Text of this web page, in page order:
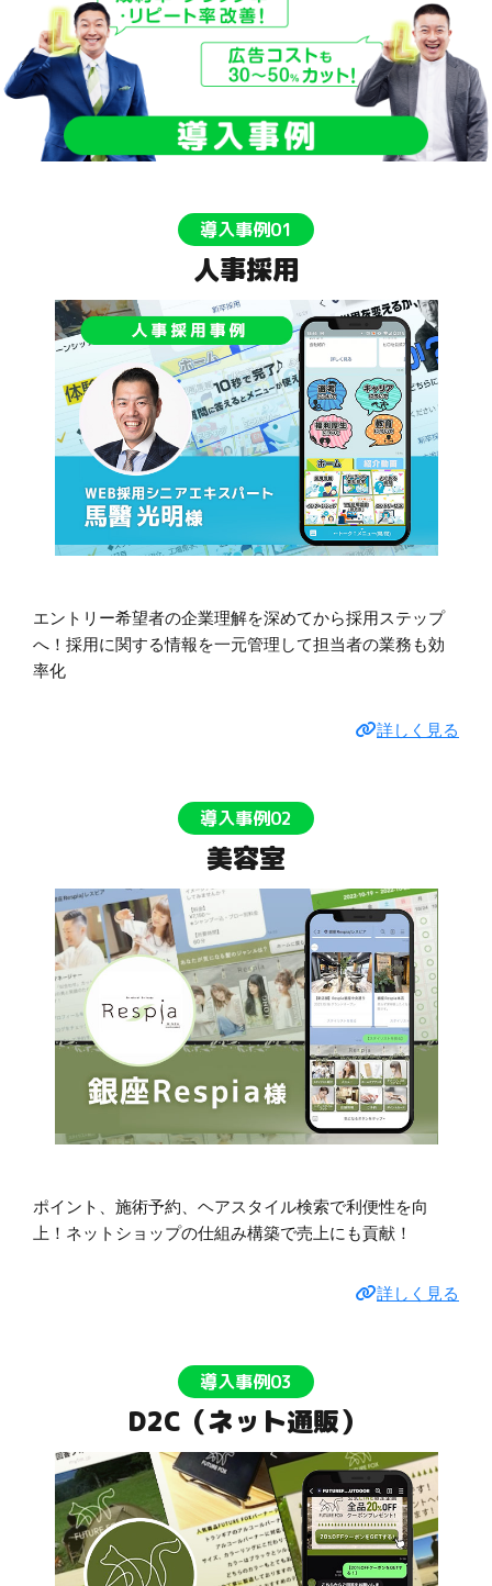
導入事例01
人事採用
エントリー希望者の企業理解を深めてから採用ステップ
へ！採用に関する情報を一元管理して担当者の業務も効
率化
詳しく見る
導入事例02
美容室
ポイント、施術予約、ヘアスタイル検索で利便性を向
上！ネットショップの仕組み構築で売上にも貢献！
詳しく見る
導入事例03
D2C（ネット通販）